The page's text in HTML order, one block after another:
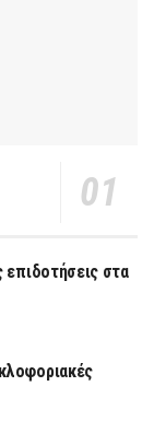
επιδοτήσεις στα